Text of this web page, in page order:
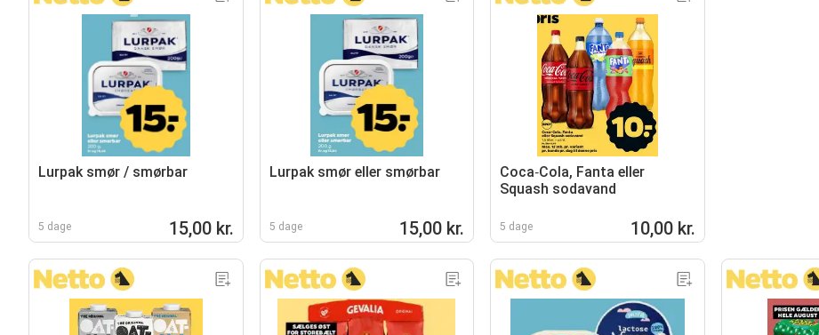
Lurpak smør / smørbar
5 dage 15,00 kr.
Lurpak smør eller smørbar
5 dage 15,00 kr.
Coca‑Cola, Fanta eller
Squash sodavand
5 dage 10,00 kr.